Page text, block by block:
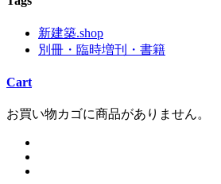
新建築.shop
別冊・臨時増刊・書籍
Cart
お買い物カゴに商品がありません。